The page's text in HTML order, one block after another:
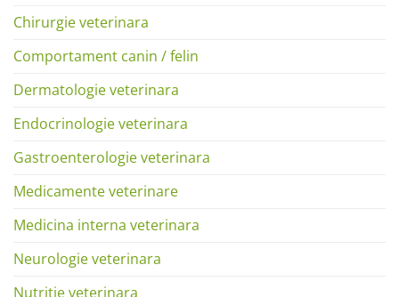
Chirurgie veterinara
Comportament canin / felin
Dermatologie veterinara
Endocrinologie veterinara
Gastroenterologie veterinara
Medicamente veterinare
Medicina interna veterinara
Neurologie veterinara
Nutritie veterinara